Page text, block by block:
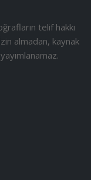
telif hakkı
almadan, kaynak